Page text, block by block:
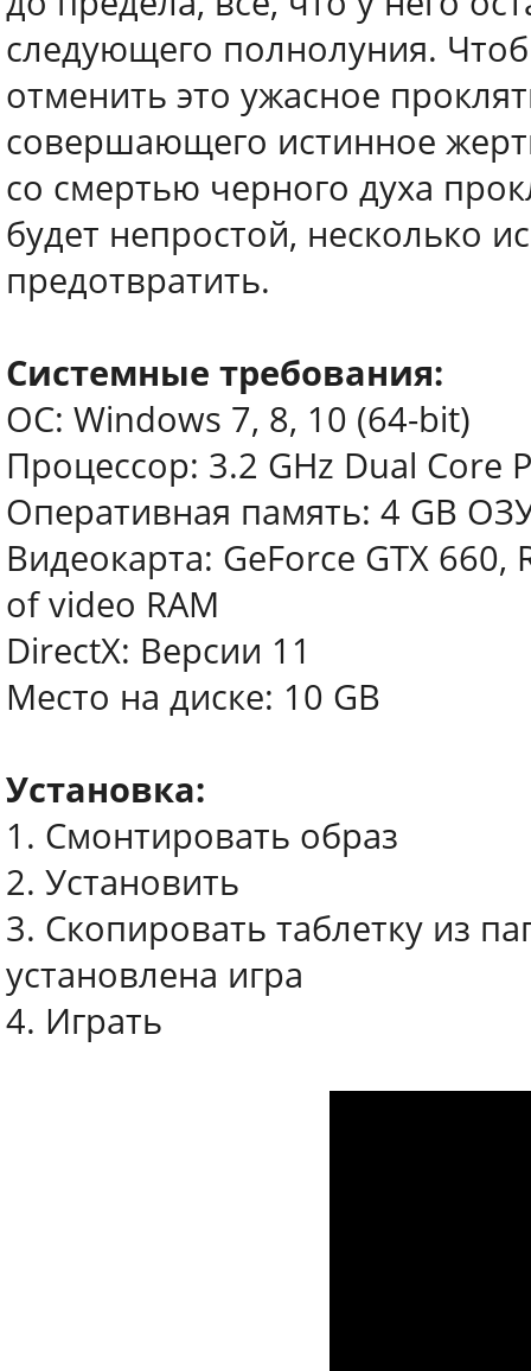
следующего полнолуния.
отменить это ужасное
совершающего истинное
со смертью черного духа
будет непростой, несколько
предотвратить.
Системные требования:
ОС: Windows 7, 8, 10 (64-bit)
Процессор: 3.2 GHz Dual Core
Оперативная память: 4 GB
Видеокарта: GeForce GTX
of video RAM
DirectX: Версии 11
Место на диске: 10 GB
Установка:
1. Смонтировать образ
2. Установить
3. Скопировать таблетку из
установлена игра
4. Играть